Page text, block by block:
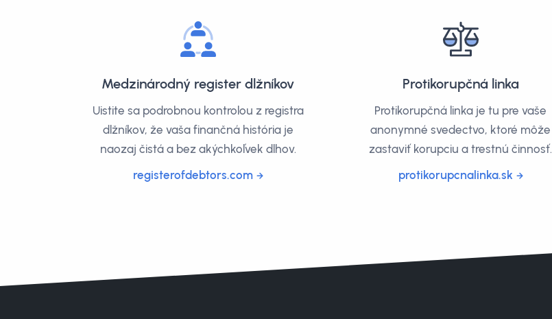
Medzinárodný register dlžníkov
Uistite sa podrobnou kontrolou z registra
dlžníkov, že vaša finančná história je
naozaj čistá a bez akýchkoľvek dlhov.
registerofdebtors.com
Protikorupčná linka
Protikorupčná linka je tu pre vaše
anonymné svedectvo, ktoré môže
zastaviť korupciu a trestnú činnosť.
protikorupcnalinka.sk